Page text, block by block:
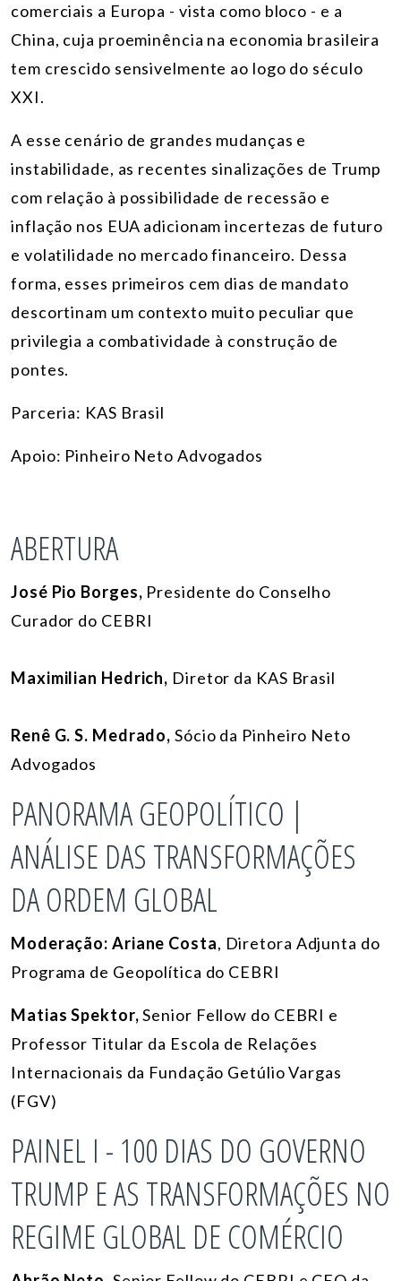
comerciais a Europa - vista como bloco - e a
China, cuja proeminência na economia brasileira
tem crescido sensivelmente ao logo do século
XXI.
A esse cenário de grandes mudanças e
instabilidade, as recentes sinalizações de Trump
com relação à possibilidade de recessão e
inflação nos EUA adicionam incertezas de futuro
e volatilidade no mercado financeiro. Dessa
forma, esses primeiros cem dias de mandato
descortinam um contexto muito peculiar que
privilegia a combatividade à construção de
pontes.
Parceria: KAS Brasil
Apoio: Pinheiro Neto Advogados
ABERTURA
José Pio Borges, Presidente do Conselho
Curador do CEBRI
Maximilian Hedrich, Diretor da KAS Brasil
Renê G. S. Medrado, Sócio da Pinheiro Neto
Advogados
PANORAMA GEOPOLÍTICO |
ANÁLISE DAS TRANSFORMAÇÕES
DA ORDEM GLOBAL
Moderação: Ariane Costa, Diretora Adjunta do
Programa de Geopolítica do CEBRI
Matias Spektor,Senior Fellow do CEBRI e
Professor Titular da Escola de Relações
Internacionais da Fundação Getúlio Vargas
(FGV)
PAINEL I - 100 DIAS DO GOVERNO
TRUMP E AS TRANSFORMAÇÕES NO
REGIME GLOBAL DE COMÉRCIO